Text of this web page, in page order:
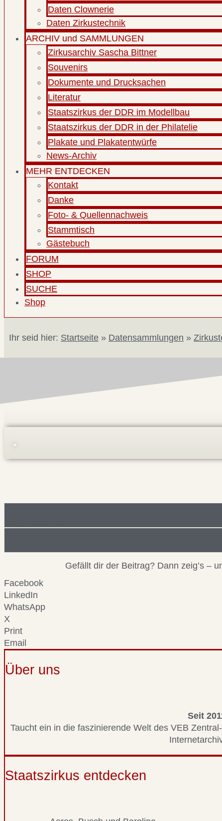
Daten Clownerie
Daten Zirkustechnik
ARCHIV und SAMMLUNGEN
Zirkusarchiv Sascha Bittner
Souvenirs
Dokumente und Drucksachen
Literatur
Staatszirkus der DDR im Modellbau
Staatszirkus der DDR in der Philatelie
Plakate und Plakatentwürfe
News-Archiv
MEHR ENTDECKEN
Kontakt
Danke
Foto- & Quellennachweis
Stammtisch
Gästebuch
FORUM
SHOP
SUCHE
Shop
Ihr seid hier: Startseite » Datensammlungen »
Gefällt dir der Beitrag? Dann zeig’s –
Facebook
LinkedIn
WhatsApp
X
Print
Email
Über uns
Seit
Taucht ein in die faszinierende Welt des VEB
Staatszirkus entdecken